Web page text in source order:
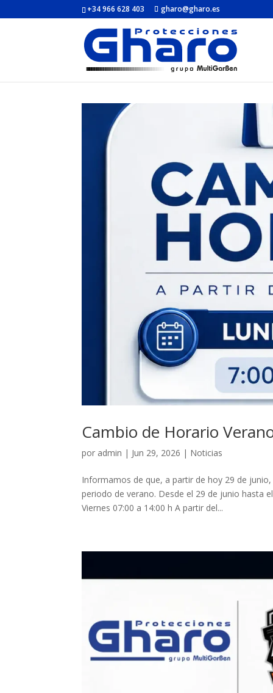
+34 966 628 403 gharo@gharo.es
Cambio de Horario
por admin | Jun 29, 2026 | Noticias
Informamos de que, a partir de hoy 29 de
periodo de verano. Desde el 29 de junio hasta
Viernes 07:00 a 14:00 h A partir del...